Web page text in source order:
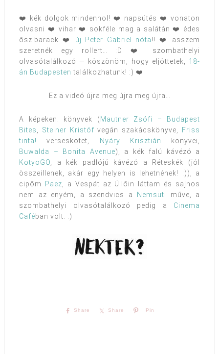
❤️ kék dolgok mindenhol! ❤️ napsütés ❤️ vonaton
olvasni ❤️ vihar ❤️ sokféle mag a salátán ❤️ édes
őszibarack ❤️ új Peter Gabriel nóta!! ❤️ asszem
szeretnék egy rollert… :D ❤️ szombathelyi
olvasótalálkozó — köszönöm, hogy eljöttetek, 18-
án Budapesten találkozhatunk! :) ❤️
Ez a videó újra meg újra meg újra…
A képeken: könyvek ( Mautner Zsófi – Budapest
Bites, Steiner Kristóf vegán szakácskönyve,
Friss
tinta!
verseskötet, Nyáry Krisztián
könyvei,
Buwalda – Bonita Avenue), a kék falú kávézó a
KotyoGO, a kék padlójú kávézó a Réteskék (jól
összeillenek, akár egy helyen is lehetnének! :)), a
cipőm
Paez, a Vespát az Üllőin láttam és sajnos
nem az enyém, a szendvics a
Nemsüti
műve, a
szombathelyi olvasótalálkozó pedig a Cinema
Caféban volt. :)
Share Share Pin